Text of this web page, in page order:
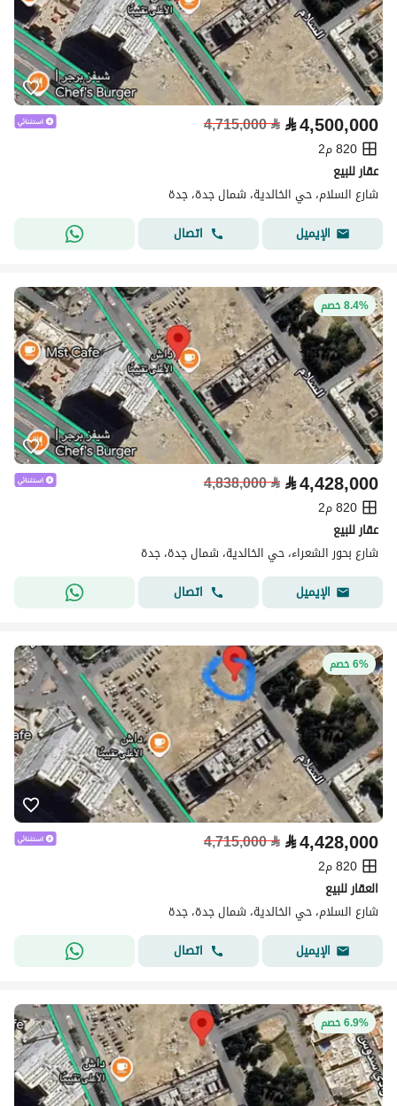
⃁4,500,000
⃁
4,715,000
820 م2
عقار للبيع
شارع السلام، حي الخالدية، شمال جدة، جدة
الإيميل
اتصال
8.4% خصم
⃁4,428,000
⃁
4,838,000
820 م2
عقار للبيع
شارع بحور الشعراء، حي الخالدية، شمال جدة، جدة
الإيميل
اتصال
6% خصم
⃁4,428,000
⃁
4,715,000
820 م2
العقار للبيع
شارع السلام، حي الخالدية، شمال جدة، جدة
الإيميل
اتصال
6.9% خصم